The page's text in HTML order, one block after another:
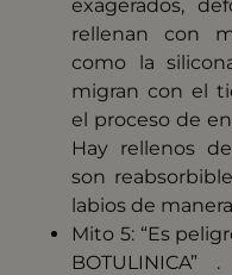
exagerados,
rellenan con
como la
migran con el
el proceso de
Hay rellenos
son
labios de
Mito 5: “Es
BOTULINICA”